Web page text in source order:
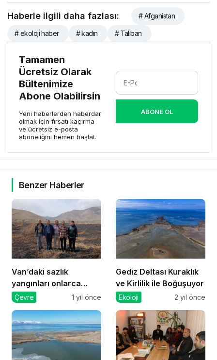
Haberle ilgili daha fazlası: # Afganistan
# ekoloji haber # kadın # Taliban
Tamamen
Ücretsiz Olarak
Bültenimize
Abone Olabilirsin
Yeni haberlerden haberdar
olmak için fırsatı kaçırma
ve ücretsiz e-posta
aboneliğini hemen başlat.
ABONE OL
Benzer Haberler
Van’daki sazlık
yangınları onlarca
canlının yaşam alanını
Çevre 1 yıl önce
Gediz Deltası Kuraklık
ve Kirlilik ile Boğuşuyor
Ekoloji 2 yıl önce